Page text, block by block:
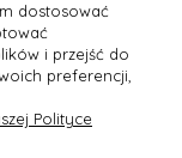
dostosować
i przejść do
preferencji,
Polityce